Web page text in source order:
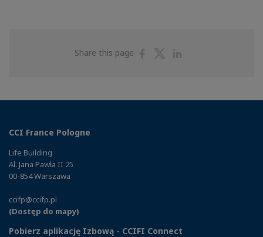
Share this page
ShareShare
CCI France Pologne
Life Building
Al. Jana Pawła II 25
00-854 Warszawa
ccifp@ccifp.pl
(Dostęp do mapy)
Pobierz aplikację Izbową - CCIFI Connect